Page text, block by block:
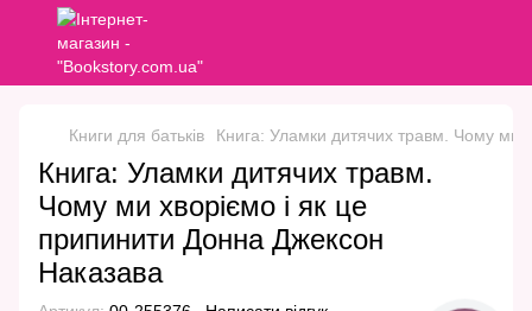
Книги для батьків Книга: Уламки дитячих травм. Чому ми
Книга: Уламки дитячих травм.
Чому ми хворіємо і як це
припинити Донна Джексон
Наказава